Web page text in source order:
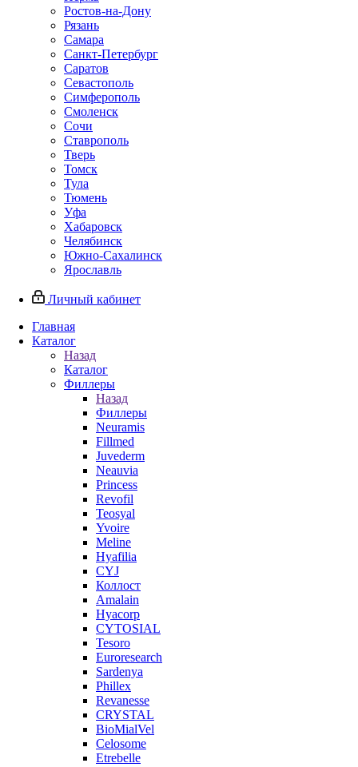
Ростов-на-Дону
Рязань
Самара
Санкт-Петербург
Саратов
Севастополь
Симферополь
Смоленск
Сочи
Ставрополь
Тверь
Томск
Тула
Тюмень
Уфа
Хабаровск
Челябинск
Южно-Сахалинск
Ярославль
Личный кабинет
Главная
Каталог
Назад
Каталог
Филлеры
Назад
Филлеры
Neuramis
Fillmed
Juvederm
Neauvia
Princess
Revofil
Teosyal
Yvoire
Meline
Hyafilia
CYJ
Коллост
Amalain
Hyacorp
CYTOSIAL
Tesoro
Euroresearch
Sardenya
Phillex
Revanesse
CRYSTAL
BioMialVel
Celosome
Etrebelle